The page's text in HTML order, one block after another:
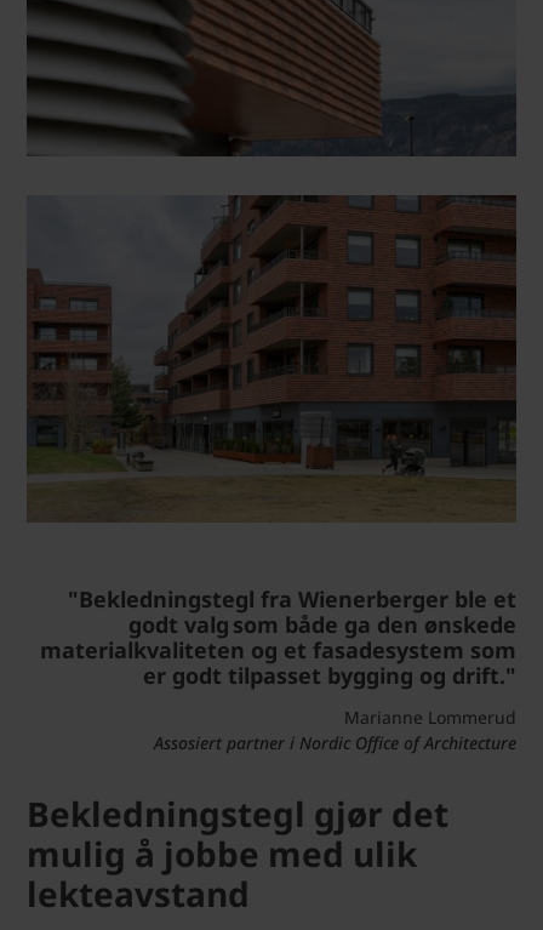
"Bekledningstegl fra Wienerberger ble et
godt valg som både ga den ønskede
materialkvaliteten og et fasadesystem som
er godt tilpasset bygging og drift."
Marianne Lommerud
Assosiert partner i Nordic Office of Architecture
Bekledningstegl gjør det
mulig å jobbe med ulik
lekteavstand